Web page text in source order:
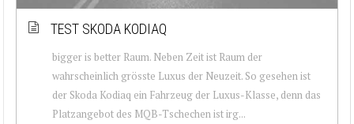
TEST SKODA KODIAQ
bigger is better Raum. Neben Zeit ist Raum der
wahrscheinlich grösste Luxus der Neuzeit. So gesehen ist
der Skoda Kodiaq ein Fahrzeug der Luxus-Klasse, denn das
Platzangebot des MQB-Tschechen ist irg...